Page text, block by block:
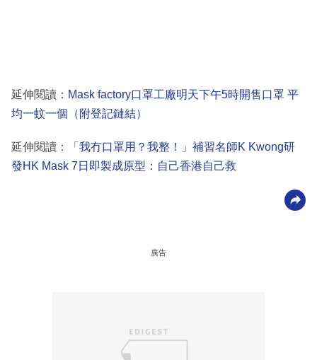
延伸閱讀： Mask factory口罩工廠明天下午5時開售口罩 平
均一蚊一個（附登記鏈結）
延伸閱讀：
「我冇口罩用？我整！」補習名師K Kwong研
發HK Mask 7日即製成原型：自己香港自己救
廣告